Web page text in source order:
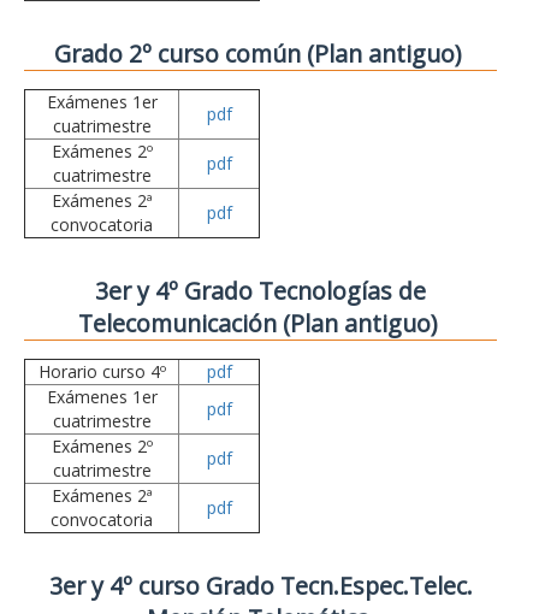
Grado 2º curso común (Plan antiguo)
Exámenes 1er
cuatrimestre
pdf
Exámenes 2º
cuatrimestre
pdf
Exámenes 2ª
convocatoria
pdf
3er y 4º Grado Tecnologías de
Telecomunicación (Plan antiguo)
Horario curso 4º
pdf
Exámenes 1er
cuatrimestre
pdf
Exámenes 2º
cuatrimestre
pdf
Exámenes 2ª
convocatoria
pdf
3er y 4º curso Grado Tecn.Espec.Telec.